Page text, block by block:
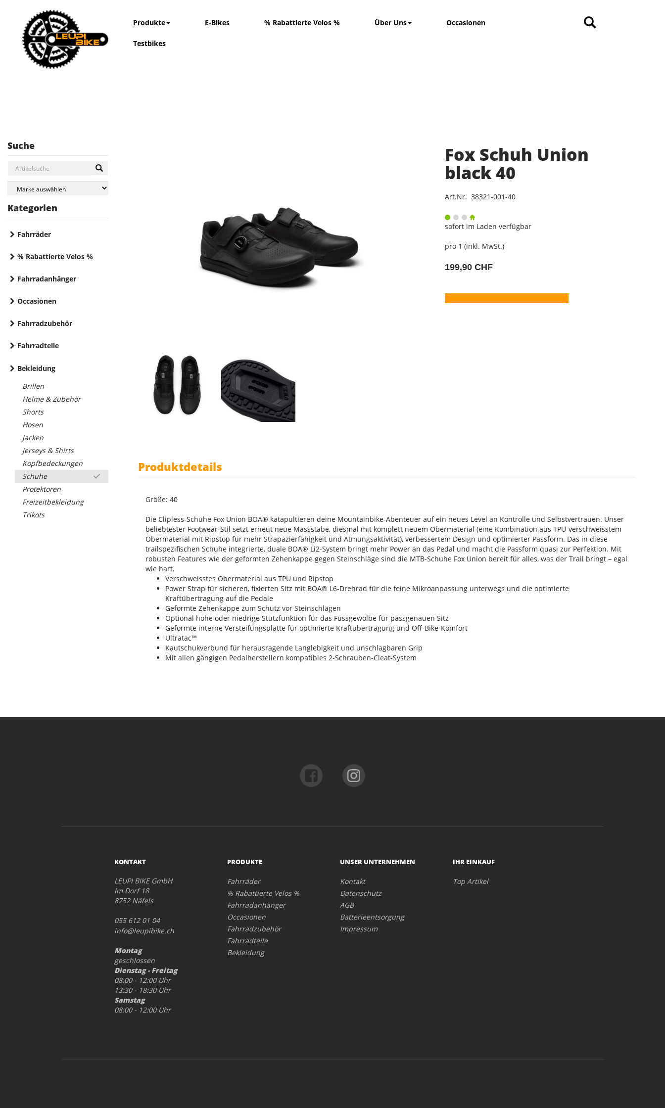
Produkte E-Bikes % Rabattierte Velos % Über Uns Occasionen
Testbikes
Suche
Kategorien
Fahrräder
% Rabattierte Velos %
Fahrradanhänger
Occasionen
Fahrradzubehör
Fahrradteile
Bekleidung
Brillen
Helme & Zubehör
Shorts
Hosen
Jacken
Jerseys & Shirts
Kopfbedeckungen
Schuhe
Protektoren
Freizeitbekleidung
Trikots
Fox Schuh Union
black 40
Art.Nr. 38321-001-40
sofort im Laden verfügbar
pro 1 (inkl. MwSt.)
199,90 CHF
Produktdetails
Größe: 40
Die Clipless-Schuhe Fox Union BOA® katapultieren deine Mountainbike-Abenteuer auf ein neues Level an Kontrolle und Selbstvertrauen. Unser
beliebtester Footwear-Stil setzt erneut neue Massstäbe, diesmal mit komplett neuem Obermaterial (eine Kombination aus TPU-verschweisstem
Obermaterial mit Ripstop für mehr Strapazierfähigkeit und Atmungsaktivität), verbessertem Design und optimierter Passform. Das in diese
trailspezifischen Schuhe integrierte, duale BOA® Li2-System bringt mehr Power an das Pedal und macht die Passform quasi zur Perfektion. Mit
robusten Features wie der geformten Zehenkappe gegen Steinschläge sind die MTB-Schuhe Fox Union bereit für alles, was der Trail bringt – egal
wie hart.
Verschweisstes Obermaterial aus TPU und Ripstop
Power Strap für sicheren, fixierten Sitz mit BOA® L6-Drehrad für die feine Mikroanpassung unterwegs und die optimierte
Kraftübertragung auf die Pedale
Geformte Zehenkappe zum Schutz vor Steinschlägen
Optional hohe oder niedrige Stützfunktion für das Fussgewölbe für passgenauen Sitz
Geformte interne Versteifungsplatte für optimierte Kraftübertragung und Off-Bike-Komfort
Ultratac™
Kautschukverbund für herausragende Langlebigkeit und unschlagbaren Grip
Mit allen gängigen Pedalherstellern kompatibles 2-Schrauben-Cleat-System
KONTAKT
LEUPI BIKE GmbH
Im Dorf 18
8752 Näfels
055 612 01 04
info@leupibike.ch
Montag
geschlossen
Dienstag - Freitag
08:00 - 12:00 Uhr
13:30 - 18:30 Uhr
Samstag
08:00 - 12:00 Uhr
PRODUKTE
Fahrräder
% Rabattierte Velos %
Fahrradanhänger
Occasionen
Fahrradzubehör
Fahrradteile
Bekleidung
UNSER UNTERNEHMEN
Kontakt
Datenschutz
AGB
Batterieentsorgung
Impressum
IHR EINKAUF
Top Artikel